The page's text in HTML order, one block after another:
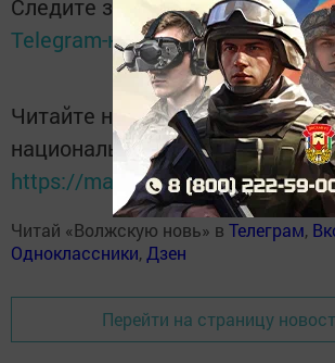
Следите за самым важным и
Telegram-каналеТатмедиа
Читайте новости Татарстана в
национальном мессенджере
https://max.ru/tatmedia
Читай «Волжскую новь» в Телеграм,
Одноклассники, Дзен
Перейти на страницу